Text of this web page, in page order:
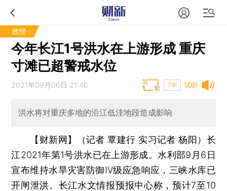
政经
今年长江1号洪水在上游形成 重庆
寸滩已超警戒水位
试听
2021年09月06日 21:46 T中
洪水将对重庆多地的沿江低洼地段造成影响
【财新网】（记者 覃建行 实习记者 杨阳） 长
江2021年第1号洪水已在上游形成。水利部9月6日
宣布维持水旱灾害防御Ⅳ级应急响应，三峡水库已
开闸泄洪。长江水文情报预报中心称，预计7至10